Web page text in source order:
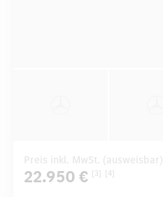
Preis inkl. MwSt. (ausweisbar)
22.950 € [3] [4]